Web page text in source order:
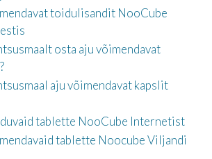
toidulisandit NooCube
osta aju võimendavat
aju võimendavat kapslit
tablette NooCube Internetist
tablette Noocube Viljandi